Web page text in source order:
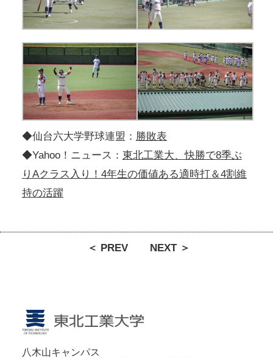
◆仙台六大学野球連盟： 勝敗表
◆Yahoo！ニュース： 東北工業大、快勝で8季ぶ
りAクラス入り！4年生の価値ある適時打＆4割維
持の活躍
＜ PREV NEXT ＞
八木山キャンパス